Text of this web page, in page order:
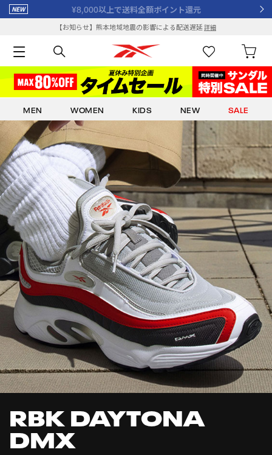
サイズ交換¥0 返品OK
【お知らせ】熊本地域地震の影響による配送遅延詳細
MEN WOMEN KIDS NEW SALE
RBK DAYTONA
DMX